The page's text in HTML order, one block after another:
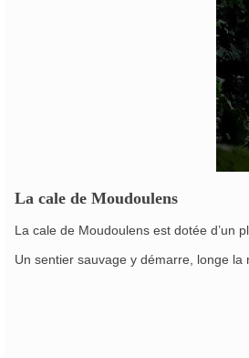
La cale de Moudoulens
La cale de Moudoulens est dotée d’un
Un sentier sauvage y démarre, longe la